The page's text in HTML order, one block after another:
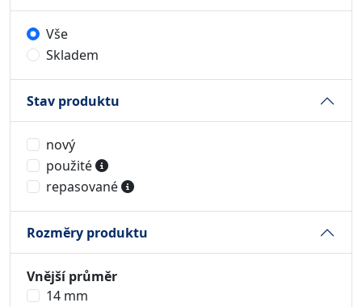
Vše
Skladem
Stav produktu
nový
použité
repasované
Rozměry produktu
Vnější průměr
14 mm